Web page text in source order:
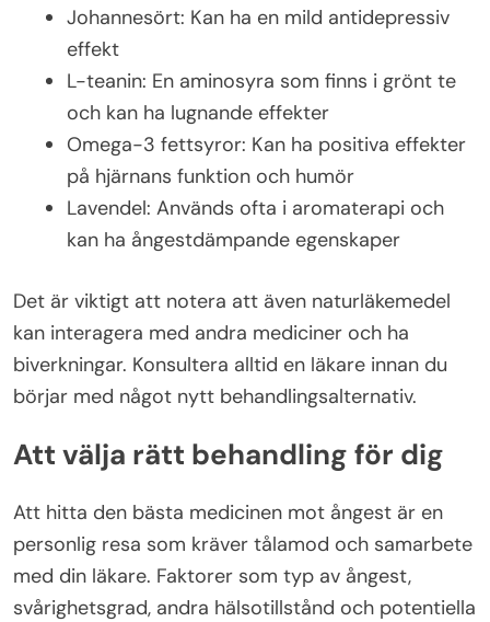
Johannesört: Kan ha en mild antidepressiv
effekt
L-teanin: En aminosyra som finns i grönt te
och kan ha lugnande effekter
Omega-3 fettsyror: Kan ha positiva effekter
på hjärnans funktion och humör
Lavendel: Används ofta i aromaterapi och
kan ha ångestdämpande egenskaper
Det är viktigt att notera att även naturläkemedel
kan interagera med andra mediciner och ha
biverkningar. Konsultera alltid en läkare innan du
börjar med något nytt behandlingsalternativ.
Att välja rätt behandling för dig
Att hitta den bästa medicinen mot ångest är en
personlig resa som kräver tålamod och samarbete
med din läkare. Faktorer som typ av ångest,
svårighetsgrad, andra hälsotillstånd och potentiella